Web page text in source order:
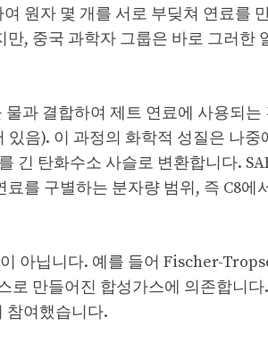
원자 몇 개를 서로 부딪쳐 연료를
, 중국 과학자 그룹은 바로 그러한
과 결합하여 제트 연료에 사용되는
음). 이 과정의 화학적 성질은 나중
긴 탄화수소 사슬로 변환합니다.
를 구별하는 분자량 범위, 즉 C8에
아닙니다. 예를 들어 Fischer-
로 만들어진 합성가스에 의존합니
참여했습니다.